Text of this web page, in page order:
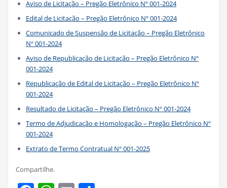
Aviso de Licitação – Pregão Eletrônico Nº 001-2024
Edital de Licitação – Pregão Eletrônico Nº 001-2024
Comunicado de Suspensão de Licitação – Pregão Eletrônico
Nº 001-2024
Aviso de Republicação de Licitação – Pregão Eletrônico Nº
001-2024
Republicação de Edital de Licitação – Pregão Eletrônico Nº
001-2024
Resultado de Licitação – Pregão Eletrônico Nº 001-2024
Termo de Adjudicação e Homologação – Pregão Eletrônico Nº
001-2024
Extrato de Termo Contratual Nº 001-2025
Compartilhe.